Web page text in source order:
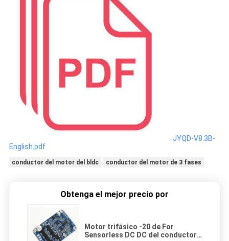
JYQD-V8.3B-
English.pdf
conductor del motor del bldc conductor del motor de 3 fases
Obtenga el mejor precio por
Motor trifásico -20 de For
Sensorless DC DC del conductor